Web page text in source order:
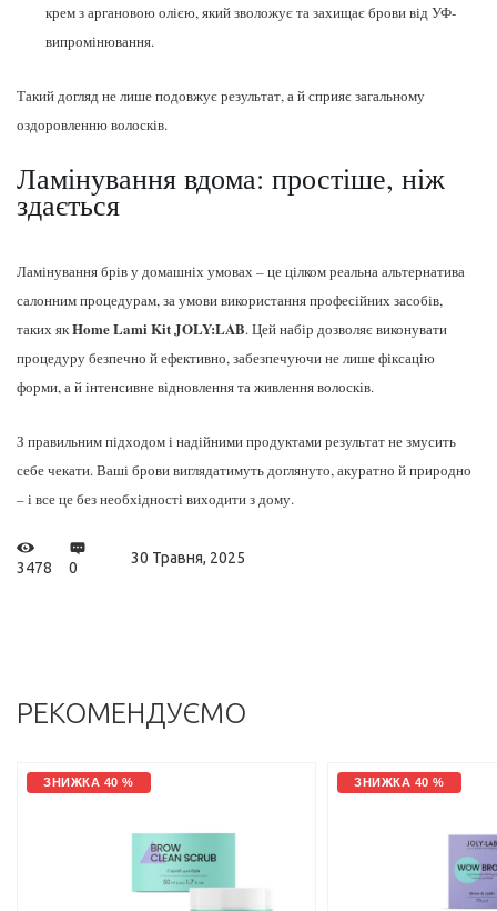
крем з аргановою олією, який зволожує та захищає брови від УФ-
випромінювання.
Такий догляд не лише подовжує результат, а й сприяє загальному
оздоровленню волосків.
Ламінування вдома: простіше, ніж
здається
Ламінування брів у домашніх умовах – це цілком реальна альтернатива
салонним процедурам, за умови використання професійних засобів,
таких якHome Lami Kit JOLY:LAB. Цей набір дозволяє виконувати
процедуру безпечно й ефективно, забезпечуючи не лише фіксацію
форми, а й інтенсивне відновлення та живлення волосків.
З правильним підходом і надійними продуктами результат не змусить
себе чекати. Ваші брови виглядатимуть доглянуто, акуратно й природно
– і все це без необхідності виходити з дому.
3478 0
30 Травня, 2025
РЕКОМЕНДУЄМО
ЗНИЖКА 40 % ЗНИЖКА 40 %